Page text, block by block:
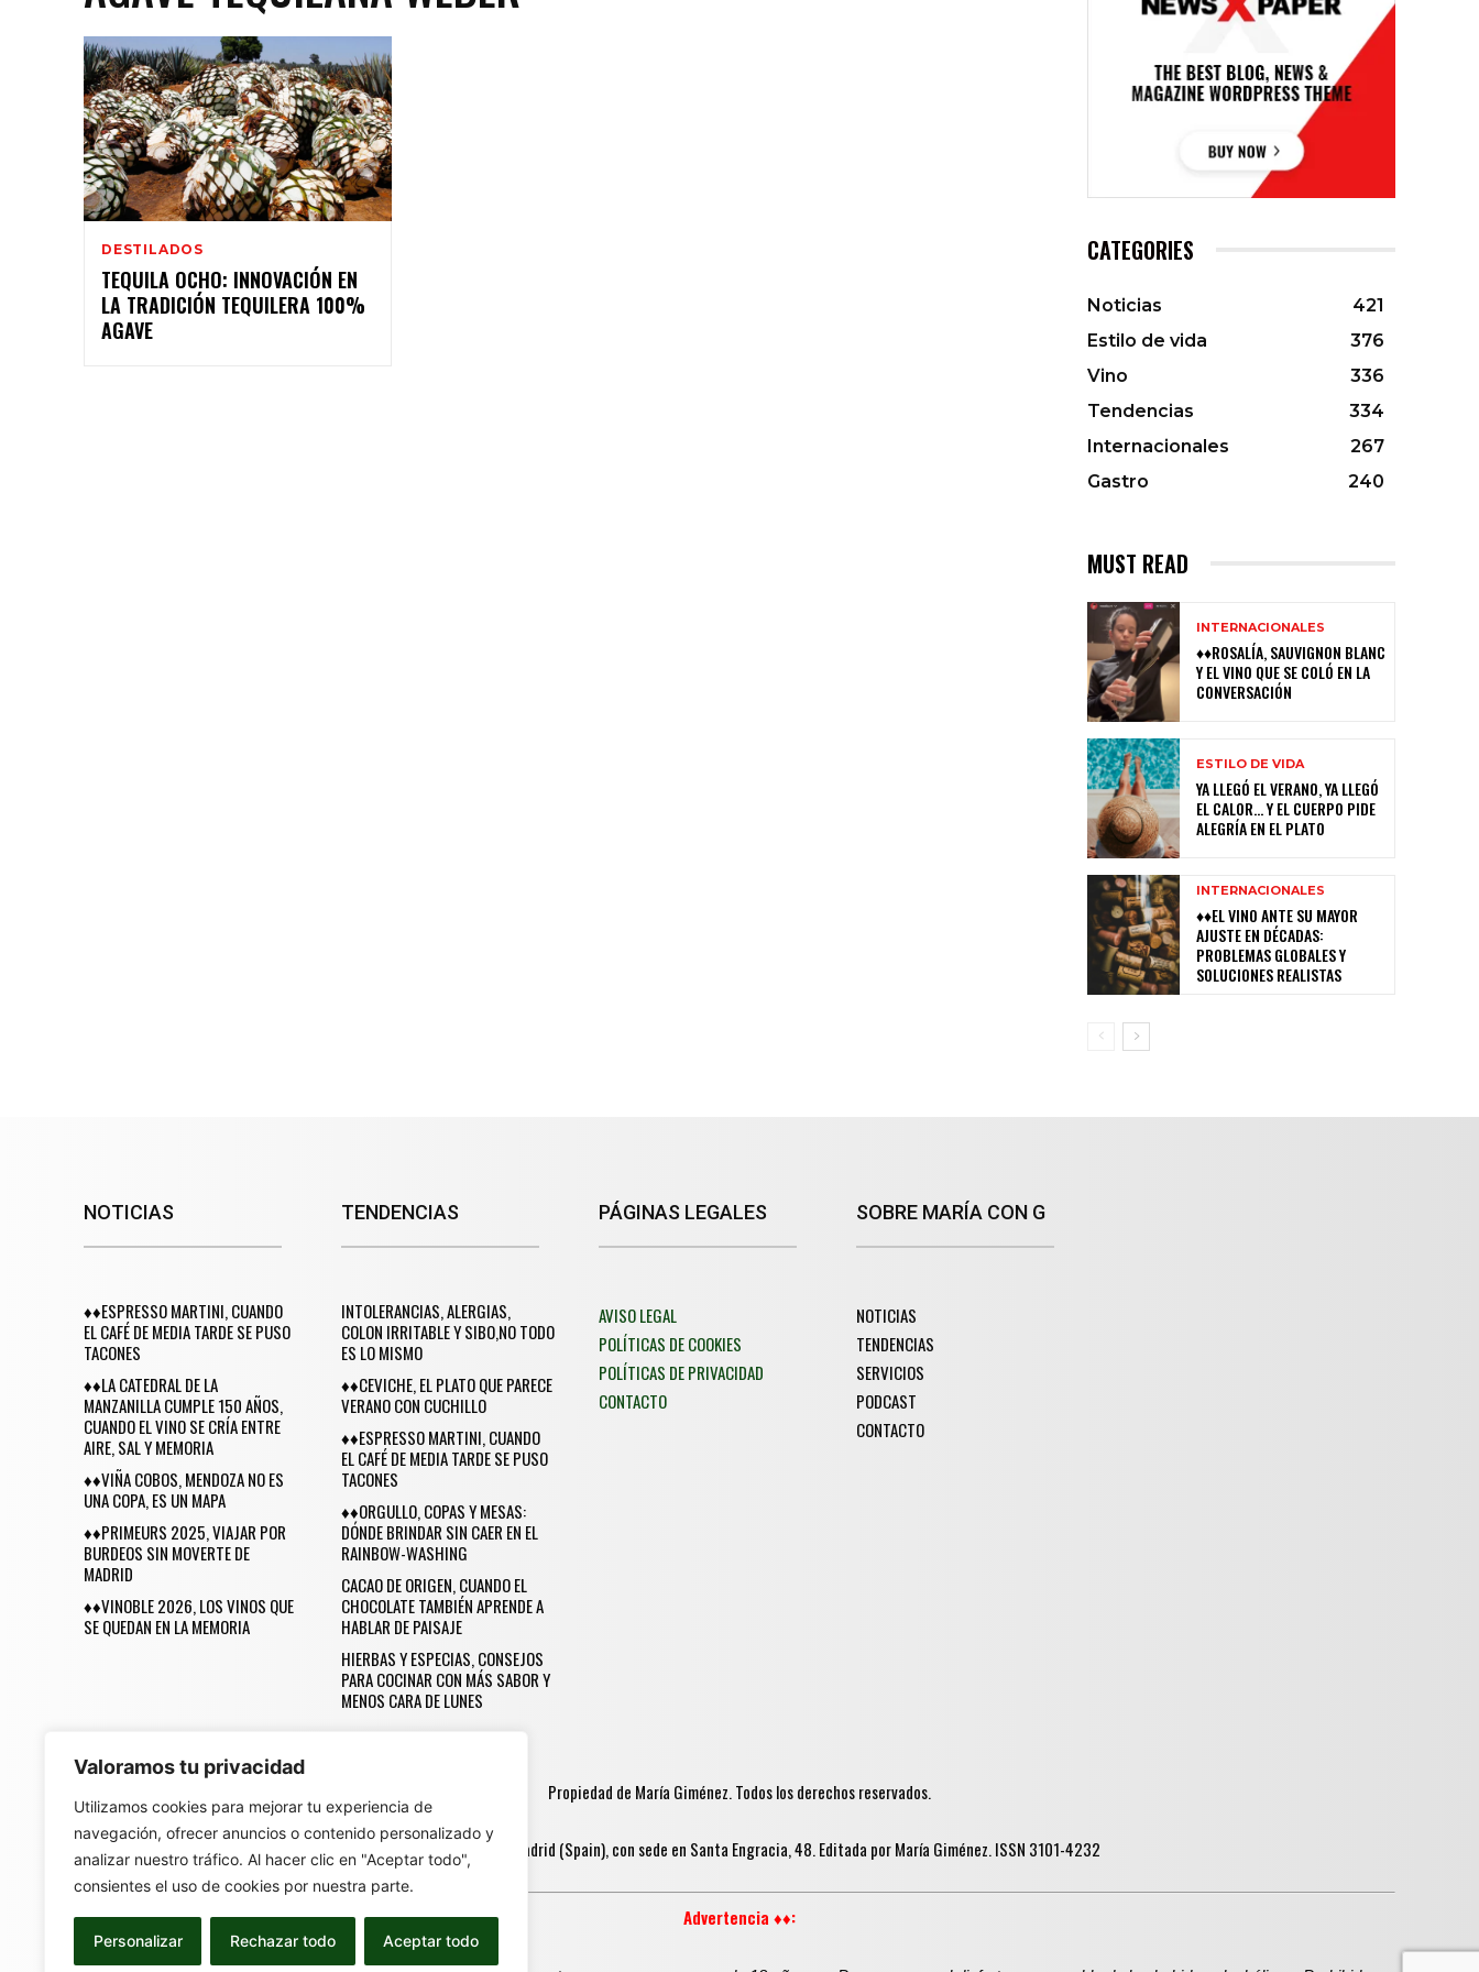
Valoramos tu privacidad
Utilizamos cookies para mejorar tu experiencia de
navegación, ofrecer anuncios o contenido personalizado y
analizar nuestro tráfico. Al hacer clic en "Aceptar todo",
consientes el uso de cookies por nuestra parte.
Personalizar Rechazar todo Aceptar todo
DESTILADOS
TEQUILA OCHO: INNOVACIÓN EN
LA TRADICIÓN TEQUILERA 100%
AGAVE
CATEGORIES
Noticias
421
Estilo de vida
376
Vino
336
Tendencias
334
Internacionales
267
Gastro
240
MUST READ
INTERNACIONALES
♦♦ROSALÍA, SAUVIGNON BLANC
Y EL VINO QUE SE COLÓ EN LA
CONVERSACIÓN
ESTILO DE VIDA
YA LLEGÓ EL VERANO, YA LLEGÓ
EL CALOR… Y EL CUERPO PIDE
ALEGRÍA EN EL PLATO
INTERNACIONALES
♦♦EL VINO ANTE SU MAYOR
AJUSTE EN DÉCADAS:
PROBLEMAS GLOBALES Y
SOLUCIONES REALISTAS
NOTICIAS
♦♦ESPRESSO MARTINI, CUANDO
EL CAFÉ DE MEDIA TARDE SE PUSO
TACONES
♦♦LA CATEDRAL DE LA
MANZANILLA CUMPLE 150 AÑOS,
CUANDO EL VINO SE CRÍA ENTRE
AIRE, SAL Y MEMORIA
♦♦VIÑA COBOS, MENDOZA NO ES
UNA COPA, ES UN MAPA
♦♦PRIMEURS 2025, VIAJAR POR
BURDEOS SIN MOVERTE DE
MADRID
♦♦VINOBLE 2026, LOS VINOS QUE
SE QUEDAN EN LA MEMORIA
TENDENCIAS
INTOLERANCIAS, ALERGIAS,
COLON IRRITABLE Y SIBO,NO TODO
ES LO MISMO
♦♦CEVICHE, EL PLATO QUE PARECE
VERANO CON CUCHILLO
♦♦ESPRESSO MARTINI, CUANDO
EL CAFÉ DE MEDIA TARDE SE PUSO
TACONES
♦♦ORGULLO, COPAS Y MESAS:
DÓNDE BRINDAR SIN CAER EN EL
RAINBOW-WASHING
CACAO DE ORIGEN, CUANDO EL
CHOCOLATE TAMBIÉN APRENDE A
HABLAR DE PAISAJE
HIERBAS Y ESPECIAS, CONSEJOS
PARA COCINAR CON MÁS SABOR Y
MENOS CARA DE LUNES
PÁGINAS LEGALES
AVISO LEGAL
POLÍTICAS DE COOKIES
POLÍTICAS DE PRIVACIDAD
CONTACTO
SOBRE MARÍA CON G
NOTICIAS
TENDENCIAS
SERVICIOS
PODCAST
CONTACTO
Propiedad de María Giménez. Todos los derechos reservados.
Una Revista Made in Madrid (Spain), con sede en Santa Engracia, 48. Editada por María Giménez. ISSN 3101-4232
Advertencia ♦♦: